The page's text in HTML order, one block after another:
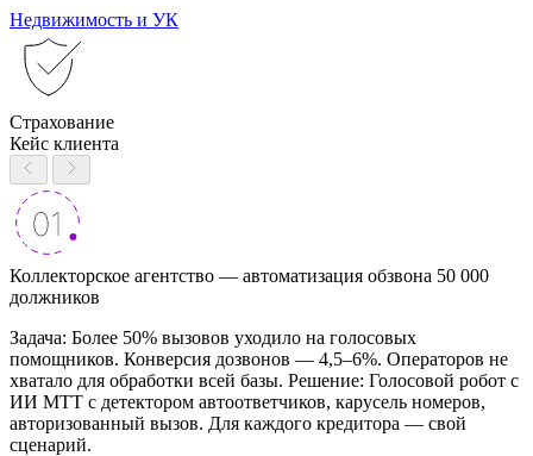
Недвижимость и УК
Страхование
Кейс клиента
Коллекторское агентство — автоматизация обзвона 50 000
должников
Задача: Более 50% вызовов уходило на голосовых
помощников. Конверсия дозвонов — 4,5–6%. Операторов не
хватало для обработки всей базы. Решение: Голосовой робот с
ИИ МТТ с детектором автоответчиков, карусель номеров,
авторизованный вызов. Для каждого кредитора — свой
сценарий.